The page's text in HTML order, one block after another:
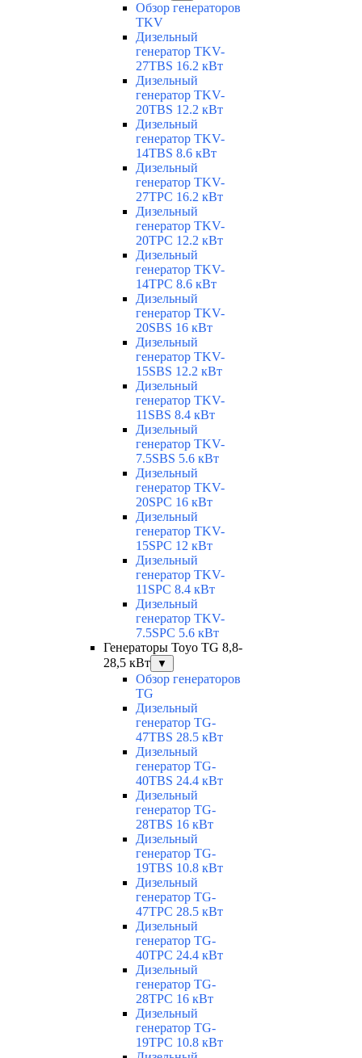
Обзор генераторов
TKV
Дизельный
генератор TKV-
27TBS 16.2 кВт
Дизельный
генератор TKV-
20TBS 12.2 кВт
Дизельный
генератор TKV-
14TBS 8.6 кВт
Дизельный
генератор TKV-
27TPC 16.2 кВт
Дизельный
генератор TKV-
20TPC 12.2 кВт
Дизельный
генератор TKV-
14TPC 8.6 кВт
Дизельный
генератор TKV-
20SBS 16 кВт
Дизельный
генератор TKV-
15SBS 12.2 кВт
Дизельный
генератор TKV-
11SBS 8.4 кВт
Дизельный
генератор TKV-
7.5SBS 5.6 кВт
Дизельный
генератор TKV-
20SPC 16 кВт
Дизельный
генератор TKV-
15SPC 12 кВт
Дизельный
генератор TKV-
11SPC 8.4 кВт
Дизельный
генератор TKV-
7.5SPC 5.6 кВт
Генераторы Toyo TG 8,8-
28,5 кВт
▼
Обзор генераторов
TG
Дизельный
генератор TG-
47TBS 28.5 кВт
Дизельный
генератор TG-
40TBS 24.4 кВт
Дизельный
генератор TG-
28TBS 16 кВт
Дизельный
генератор TG-
19TBS 10.8 кВт
Дизельный
генератор TG-
47TPC 28.5 кВт
Дизельный
генератор TG-
40TPC 24.4 кВт
Дизельный
генератор TG-
28TPC 16 кВт
Дизельный
генератор TG-
19TPC 10.8 кВт